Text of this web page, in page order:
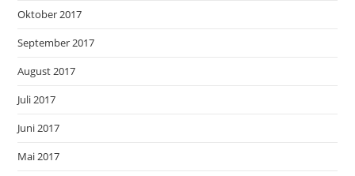
Oktober 2017
September 2017
August 2017
Juli 2017
Juni 2017
Mai 2017